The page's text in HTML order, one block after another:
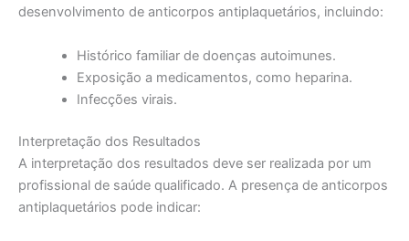
desenvolvimento de anticorpos antiplaquetários, incluindo:
Histórico familiar de doenças autoimunes.
Exposição a medicamentos, como heparina.
Infecções virais.
Interpretação dos Resultados
A interpretação dos resultados deve ser realizada por um
profissional de saúde qualificado. A presença de anticorpos
antiplaquetários pode indicar: